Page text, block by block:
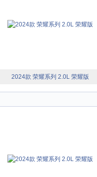
2024款 荣耀系列 2.0L 荣耀版